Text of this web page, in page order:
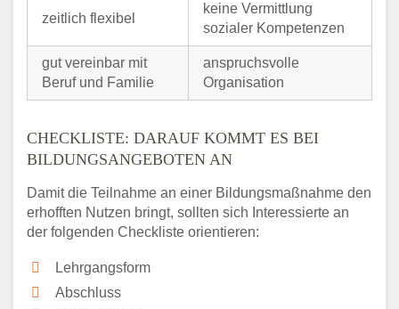
zeitlich flexibel
keine Vermittlung
sozialer Kompetenzen
gut vereinbar mit
Beruf und Familie
anspruchsvolle
Organisation
CHECKLISTE: DARAUF KOMMT ES BEI
BILDUNGSANGEBOTEN AN
Damit die Teilnahme an einer Bildungsmaßnahme den
erhofften Nutzen bringt, sollten sich Interessierte an
der folgenden Checkliste orientieren:
Lehrgangsform
Abschluss